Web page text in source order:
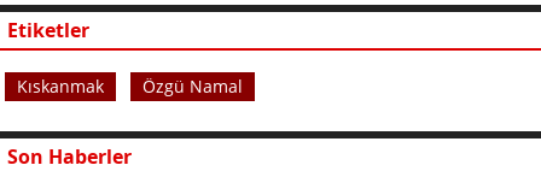
Etiketler
Kıskanmak Özgü Namal
Son Haberler